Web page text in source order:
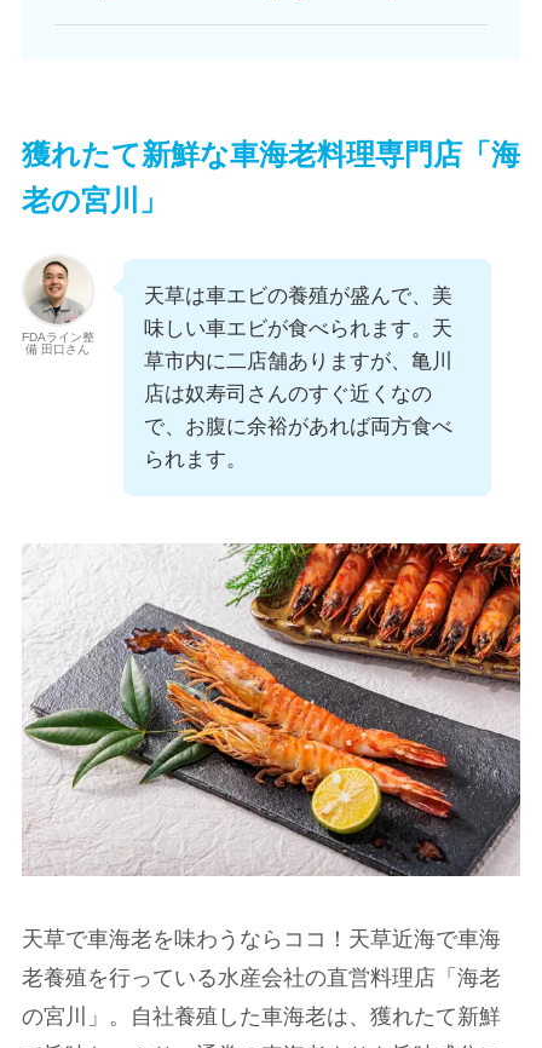
獲れたて新鮮な車海老料理専門店「海
老の宮川
」
FDAライン整
備 田口さん
天草は車エビの養殖が盛んで、美
味しい車エビが食べられます。天
草市内に二店舗ありますが、亀川
店は奴寿司さんのすぐ近くなの
で、お腹に余裕があれば両方食べ
られます。
天草で車海老を味わうならココ！天草近海で車海
老養殖を行っている水産会社の直営料理店「海老
の宮川」。自社養殖した車海老は、獲れたて新鮮